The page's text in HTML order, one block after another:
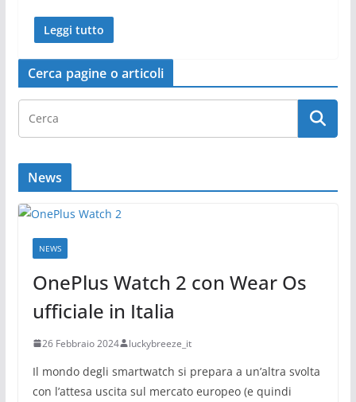
Leggi tutto
Cerca pagine o articoli
News
NEWS
OnePlus Watch 2 con Wear Os
ufficiale in Italia
26 Febbraio 2024 luckybreeze_it
Il mondo degli smartwatch si prepara a un’altra svolta
con l’attesa uscita sul mercato europeo (e quindi